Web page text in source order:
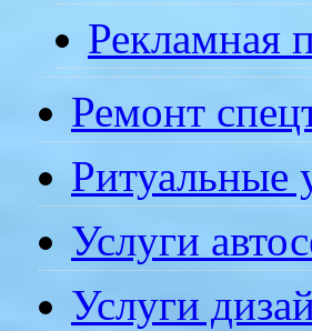
Рекламная
Ремонт
Ритуальные
Услуги
Услуги